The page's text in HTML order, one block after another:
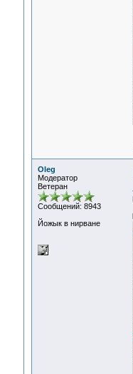
Oleg
Модератор
Ветеран
Сообщений: 8943
Йожык в нирване